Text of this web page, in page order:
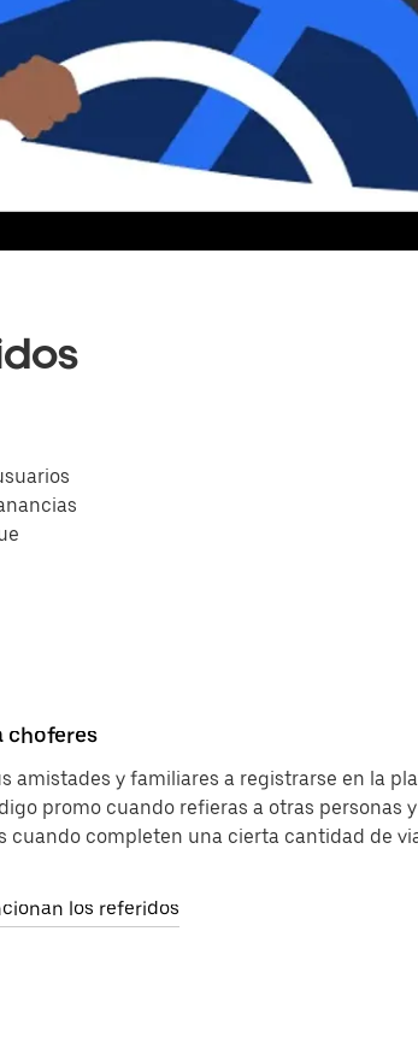
choferes
amistades y familiares a registrarse en la
promo cuando refieras a otras personas
cuando completen una cierta cantidad de
los referidos